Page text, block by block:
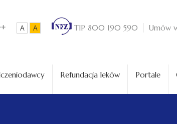
A A TIP 800 190 590 Umów
Refundacja leków Portale